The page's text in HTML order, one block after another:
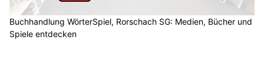
Buchhandlung WörterSpiel, Rorschach SG: Medien, Bücher und
Spiele entdecken